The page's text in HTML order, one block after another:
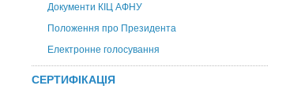
Документи КІЦ АФНУ
Положення про Президента
Електронне голосування
СЕРТИФІКАЦІЯ